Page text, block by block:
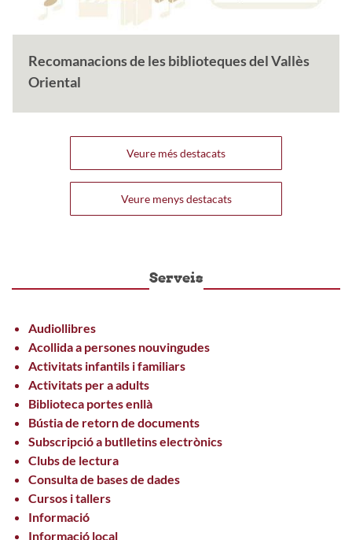
Recomanacions de les biblioteques del Vallès
Oriental
Veure més destacats
Veure menys destacats
Serveis
Audiollibres
Acollida a persones nouvingudes
Activitats infantils i familiars
Activitats per a adults
Biblioteca portes enllà
Bústia de retorn de documents
Subscripció a butlletins electrònics
Clubs de lectura
Consulta de bases de dades
Cursos i tallers
Informació
Informació local